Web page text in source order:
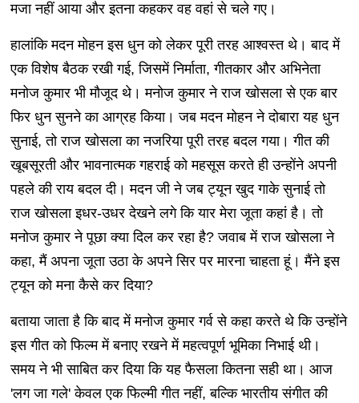
मजा नहीं आया और इतना कहकर वह वहां से चले गए।
हालांकि मदन मोहन इस धुन को लेकर पूरी तरह आश्वस्त थे। बाद में
एक विशेष बैठक रखी गई, जिसमें निर्माता, गीतकार और अभिनेता
मनोज कुमार भी मौजूद थे। मनोज कुमार ने राज खोसला से एक बार
फिर धुन सुनने का आग्रह किया। जब मदन मोहन ने दोबारा यह धुन
सुनाई, तो राज खोसला का नजरिया पूरी तरह बदल गया। गीत की
खूबसूरती और भावनात्मक गहराई को महसूस करते ही उन्होंने अपनी
पहले की राय बदल दी। मदन जी ने जब ट्यून खुद गाके सुनाई तो
राज खोसला इधर-उधर देखने लगे कि यार मेरा जूता कहां है। तो
मनोज कुमार ने पूछा क्या दिल कर रहा है? जवाब में राज खोसला ने
कहा, मैं अपना जूता उठा के अपने सिर पर मारना चाहता हूं। मैंने इस
ट्यून को मना कैसे कर दिया?
बताया जाता है कि बाद में मनोज कुमार गर्व से कहा करते थे कि उन्होंने
इस गीत को फिल्म में बनाए रखने में महत्वपूर्ण भूमिका निभाई थी।
समय ने भी साबित कर दिया कि यह फैसला कितना सही था। आज
'लग जा गले' केवल एक फिल्मी गीत नहीं, बल्कि भारतीय संगीत की